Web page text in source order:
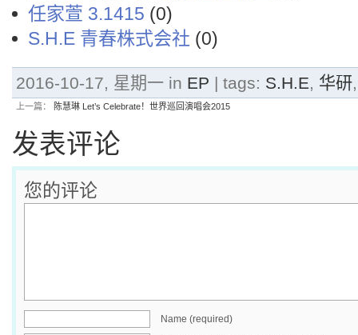
任家萱 3.1415 (0)
S.H.E 青春株式会社 (0)
2016-10-17, 星期一 in EP | tags: S.H.E, 华研
上一篇： 陈慧琳 Let’s Celebrate！世界巡回演唱会2015
发表评论
您的评论
Name (required)